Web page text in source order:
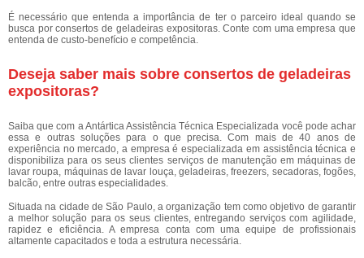
É necessário que entenda a importância de ter o parceiro ideal quando se
busca por consertos de geladeiras expositoras. Conte com uma empresa que
entenda de custo-benefício e competência.
Deseja saber mais sobre consertos de geladeiras
expositoras?
Saiba que com a Antártica Assistência Técnica Especializada você pode achar
essa e outras soluções para o que precisa. Com mais de 40 anos de
experiência no mercado, a empresa é especializada em assistência técnica e
disponibiliza para os seus clientes serviços de manutenção em máquinas de
lavar roupa, máquinas de lavar louça, geladeiras, freezers, secadoras, fogões,
balcão, entre outras especialidades.
Situada na cidade de São Paulo, a organização tem como objetivo de garantir
a melhor solução para os seus clientes, entregando serviços com agilidade,
rapidez e eficiência. A empresa conta com uma equipe de profissionais
altamente capacitados e toda a estrutura necessária.